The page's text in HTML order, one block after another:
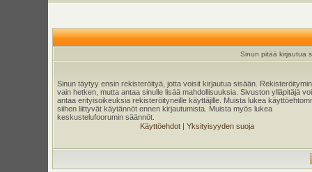
Sinun pitää kirjautua
Sinun täytyy ensin rekisteröityä, jotta voisit kirjautua sisään.
vain hetken, mutta antaa sinulle lisää mahdollisuuksia. Sivuston ylläpitäjä
antaa erityisoikeuksia rekisteröityneille käyttäjille. Muista lukea
siihen liittyvät käytännöt ennen kirjautumista. Muista myös lukea
keskustelufoorumin säännöt.
Käyttöehdot| Yksityisyyden suoja